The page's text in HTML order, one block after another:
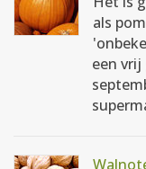
als
een